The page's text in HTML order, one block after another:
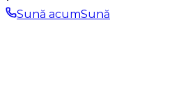
Sună acumSună